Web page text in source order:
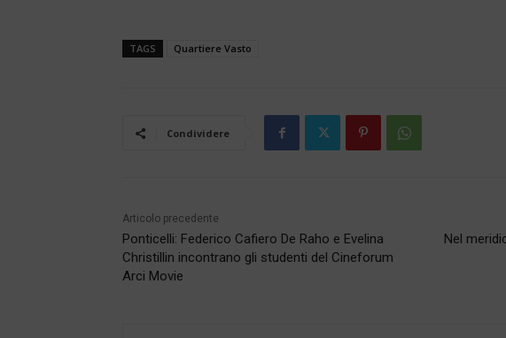
TAGS Quartiere Vasto
Condividere
Articolo precedente
Ponticelli: Federico Cafiero De Raho e Evelina
Christillin incontrano gli studenti del Cineforum
Arci Movie
Nel